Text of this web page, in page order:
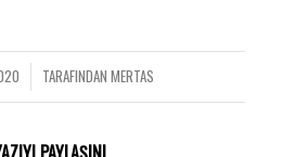
TARAFINDANMERTAS